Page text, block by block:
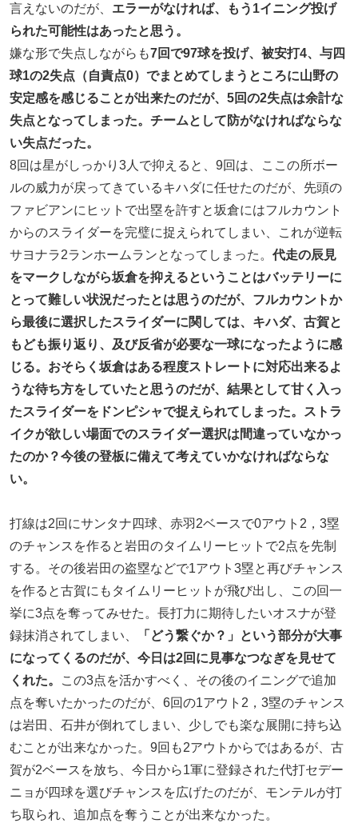
言えないのだが、 エラーがなければ、もう1イニング投げ
られた可能性はあったと思う。
嫌な形で失点しながらも7回で97球を投げ、被安打4、与四
球1の2失点（自責点0）でまとめてしまうところに山野の
安定感を感じることが出来たのだが、5回の2失点は余計な
失点となってしまった。チームとして防がなければならな
い失点だった。
8回は星がしっかり3人で抑えると、9回は、ここの所ボー
ルの威力が戻ってきているキハダに任せたのだが、先頭の
ファビアンにヒットで出塁を許すと坂倉にはフルカウント
からのスライダーを完璧に捉えられてしまい、これが逆転
サヨナラ2ランホームランとなってしまった。 代走の辰見
をマークしながら坂倉を抑えるということはバッテリーに
とって難しい状況だったとは思うのだが、フルカウントか
ら最後に選択したスライダーに関しては、キハダ、古賀と
もども振り返り、及び反省が必要な一球になったように感
じる。おそらく坂倉はある程度ストレートに対応出来るよ
うな待ち方をしていたと思うのだが、結果として甘く入っ
たスライダーをドンピシャで捉えられてしまった。ストラ
イクが欲しい場面でのスライダー選択は間違っていなかっ
たのか？今後の登板に備えて考えていかなければならな
い。
打線は2回にサンタナ四球、赤羽2ベースで0アウト2，3塁
のチャンスを作ると岩田のタイムリーヒットで2点を先制
する。その後岩田の盗塁などで1アウト3塁と再びチャンス
を作ると古賀にもタイムリーヒットが飛び出し、この回一
挙に3点を奪ってみせた。長打力に期待したいオスナが登
録抹消されてしまい、
「どう繋ぐか？」という部分が大事
になってくるのだが、今日は2回に見事なつなぎを見せて
くれた。
この3点を活かすべく、その後のイニングで追加
点を奪いたかったのだが、6回の1アウト2，3塁のチャンス
は岩田、石井が倒れてしまい、少しでも楽な展開に持ち込
むことが出来なかった。9回も2アウトからではあるが、古
賀が2ベースを放ち、今日から1軍に登録された代打セデー
ニョが四球を選びチャンスを広げたのだが、モンテルが打
ち取られ、追加点を奪うことが出来なかった。